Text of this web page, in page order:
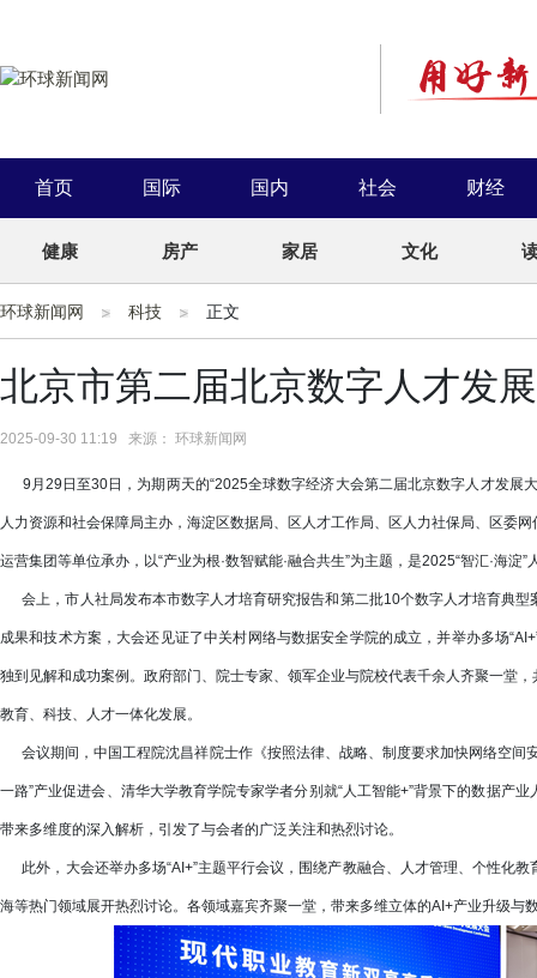
首页 国际 国内 社会 财经
健康 房产 家居 文化
环球新闻网 科技 正文
北京市第二届北京数字人才发
2025-09-30 11:19 来源： 环球新闻网
9月29日至30日，为期两天的“2025全球数字经济大会第二届北京数字人才发展
人力资源和社会保障局主办，海淀区数据局、区人才工作局、区人力社保局、区委
运营集团等单位承办，以“产业为根·数智赋能·融合共生”为主题，是2025“智汇·海淀
会上，市人社局发布本市数字人才培育研究报告和第二批10个数字人才培育典
成果和技术方案，大会还见证了中关村网络与数据安全学院的成立，并举办多场
独到见解和成功案例。政府部门、院士专家、领军企业与院校代表千余人齐聚一堂
教育、科技、人才一体化发展。
会议期间，中国工程院沈昌祥院士作《按照法律、战略、制度要求加快网络空间
一路”产业促进会、清华大学教育学院专家学者分别就“人工智能+”背景下的数据产
带来多维度的深入解析，引发了与会者的广泛关注和热烈讨论。
此外，大会还举办多场“AI+”主题平行会议，围绕产教融合、人才管理、个性化
海等热门领域展开热烈讨论。各领域嘉宾齐聚一堂，带来多维立体的AI+产业升级与